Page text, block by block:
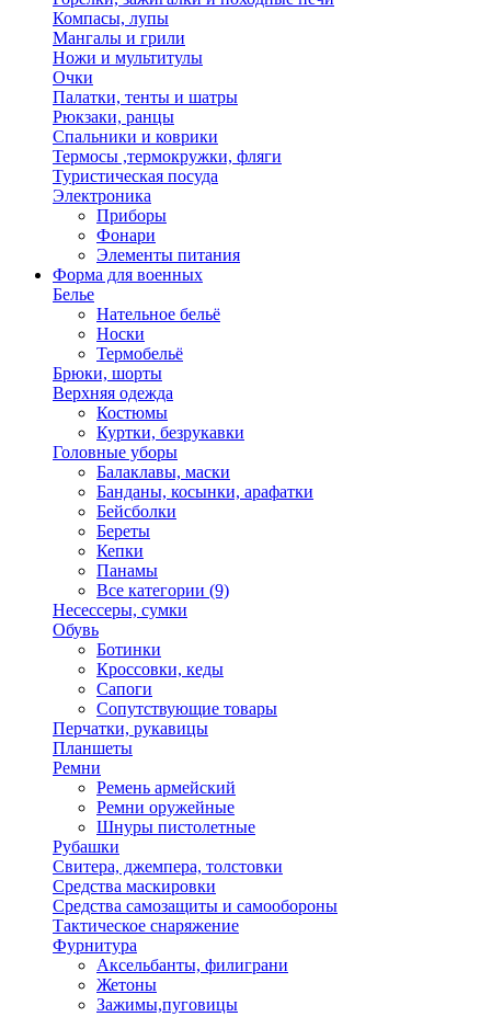
Компасы, лупы
Мангалы и грили
Ножи и мультитулы
Очки
Палатки, тенты и шатры
Рюкзаки, ранцы
Спальники и коврики
Термосы ,термокружки, фляги
Туристическая посуда
Электроника
Приборы
Фонари
Элементы питания
Форма для военных
Белье
Нательное бельё
Носки
Термобельё
Брюки, шорты
Верхняя одежда
Костюмы
Куртки, безрукавки
Головные уборы
Балаклавы, маски
Банданы, косынки, арафатки
Бейсболки
Береты
Кепки
Панамы
Все категории (9)
Несессеры, сумки
Обувь
Ботинки
Кроссовки, кеды
Сапоги
Сопутствующие товары
Перчатки, рукавицы
Планшеты
Ремни
Ремень армейский
Ремни оружейные
Шнуры пистолетные
Рубашки
Свитера, джемпера, толстовки
Средства маскировки
Средства самозащиты и самообороны
Тактическое снаряжение
Фурнитура
Аксельбанты, филиграни
Жетоны
Зажимы,пуговицы